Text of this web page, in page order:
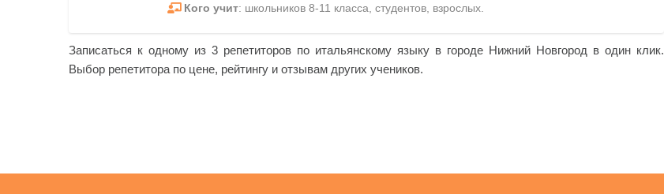
Кого учит: школьников 8-11 класса, студентов, взрослых.
Записаться к одному из 3 репетиторов по итальянскому языку в городе Нижний Новгород в один клик.
Выбор репетитора по цене, рейтингу и отзывам других учеников.